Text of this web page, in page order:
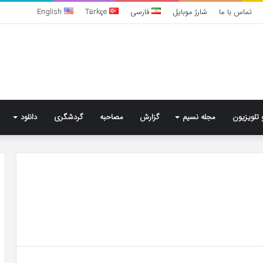
تماس با ما شارژ موبایل فارسی Türkçe
English
تلویزیون مجله نسیم گزارش مصاحبه گردشگری دانلود
دکتر